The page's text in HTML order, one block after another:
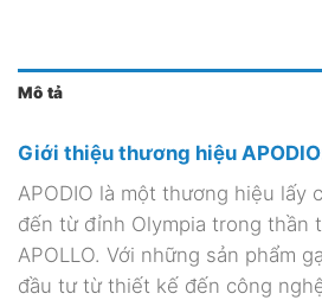
Mô tả
Giới thiệu thương hiệu
APODIO là một thương hiệu lấy
đến từ đỉnh Olympia trong thần
APOLLO. Với những sản phẩm
đầu tư từ thiết kế đến công